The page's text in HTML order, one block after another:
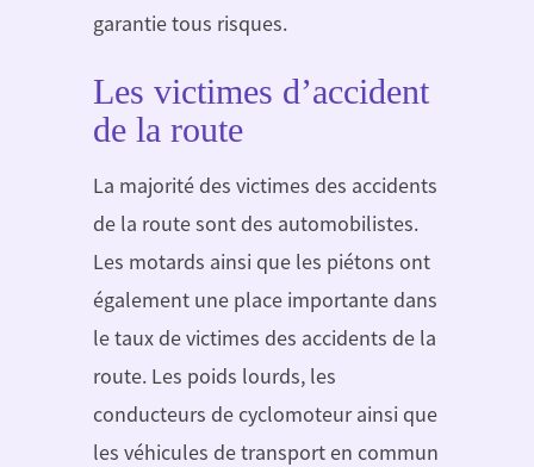
garantie tous risques.
Les victimes d’accident
de la route
La majorité des victimes des accidents
de la route sont des automobilistes.
Les motards ainsi que les piétons ont
également une place importante dans
le taux de victimes des accidents de la
route. Les poids lourds, les
conducteurs de cyclomoteur ainsi que
les véhicules de transport en commun